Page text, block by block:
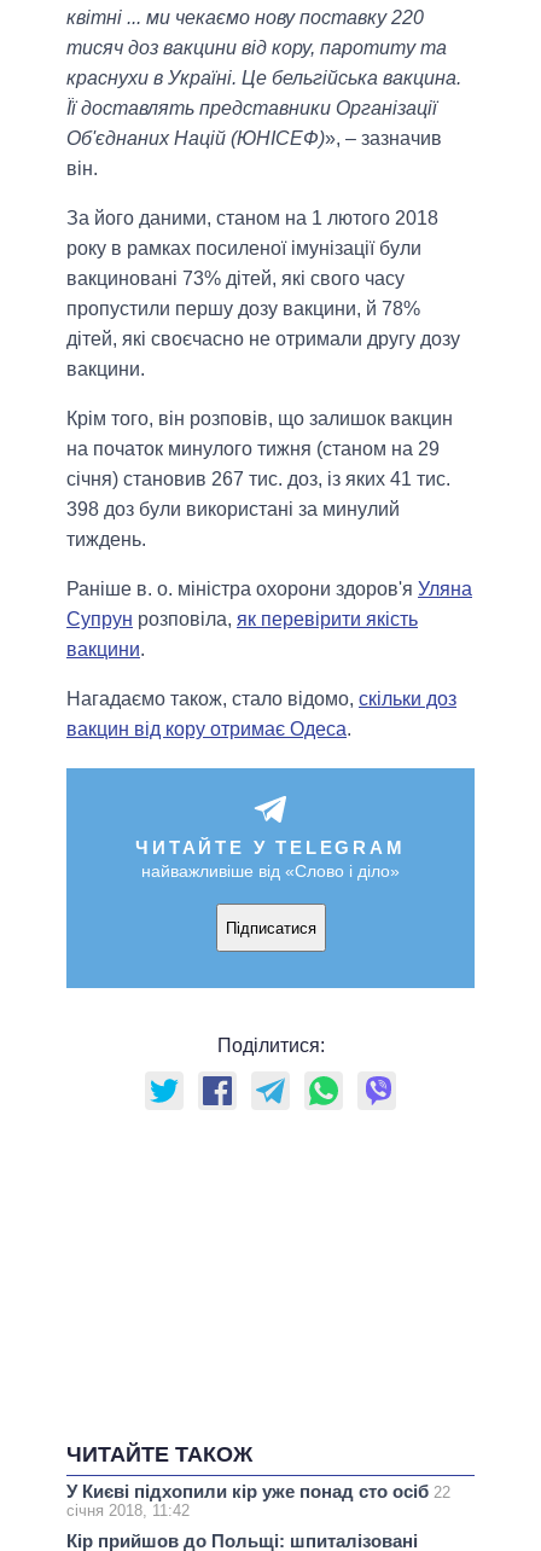
квітні ... ми чекаємо нову поставку 220
тисяч доз вакцини від кору, паротиту та
краснухи в Україні. Це бельгійська вакцина.
Її доставлять представники Організації
Об'єднаних Націй (ЮНІСЕФ)», – зазначив
він.
За його даними, станом на 1 лютого 2018
року в рамках посиленої імунізації були
вакциновані 73% дітей, які свого часу
пропустили першу дозу вакцини, й 78%
дітей, які своєчасно не отримали другу дозу
вакцини.
Крім того, він розповів, що залишок вакцин
на початок минулого тижня (станом на 29
січня) становив 267 тис. доз, із яких 41 тис.
398 доз були використані за минулий
тиждень.
Раніше в. о. міністра охорони здоров'я Уляна
Супрун розповіла, як перевірити якість
вакцини.
Нагадаємо також, стало відомо, скільки доз
вакцин від кору отримає Одеса.
ЧИТАЙТЕ У TELEGRAM
найважливіше від «Слово і діло»
Підписатися
Поділитися:
ЧИТАЙТЕ ТАКОЖ
У Києві підхопили кір уже понад сто осіб 22
січня 2018, 11:42
Кір прийшов до Польщі: шпиталізовані